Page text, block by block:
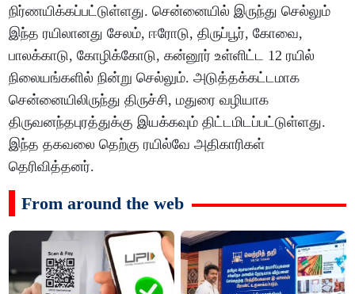
நிர்ணயிக்கப்பட்டுள்ளது. சென்னையில் இருந்து செல்லும்
இந்த ரயிலானது சேலம், ஈரோடு, திருப்பூர், கோவை,
பாலக்காடு, கோழிக்கோடு, கன்னூர் உள்ளிட்ட 12 ரயில்
நிலையங்களில் நின்று செல்லும். அடுத்தக்கட்டமாக
சென்னையிலிருந்து திருச்சி, மதுரை வழியாக
திருவனந்தபுரத்துக்கு இயக்கவும் திட்டமிடப்பட்டுள்ளது.
இந்த தகவலை தெற்கு ரயில்வே அதிகாரிகள்
தெரிவித்தனர்.
From around the web